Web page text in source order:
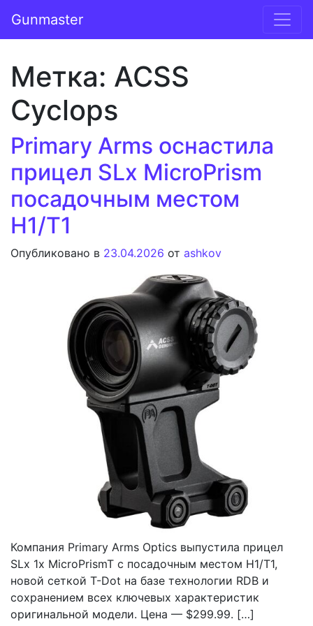
Основная навигация
Gunmaster
Метка: ACSS
Cyclops
Primary Arms оснастила
прицел SLx MicroPrism
посадочным местом
H1/T1
Опубликовано в 23.04.2026 от ashkov
Компания Primary Arms Optics выпустила прицел
SLx 1x MicroPrismT с посадочным местом H1/T1,
новой сеткой T-Dot на базе технологии RDB и
сохранением всех ключевых характеристик
оригинальной модели. Цена — $299.99. […]